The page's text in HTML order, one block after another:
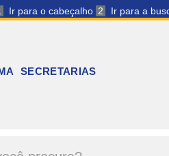
Ir para o cabeçalho 2 Ir para a
SECRETARIAS